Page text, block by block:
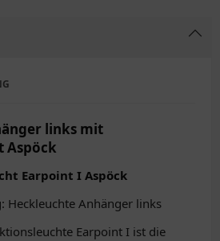
links mit
Aspöck
Earpoint I Aspöck
Heckleuchte Anhänger links
Earpoint I ist die